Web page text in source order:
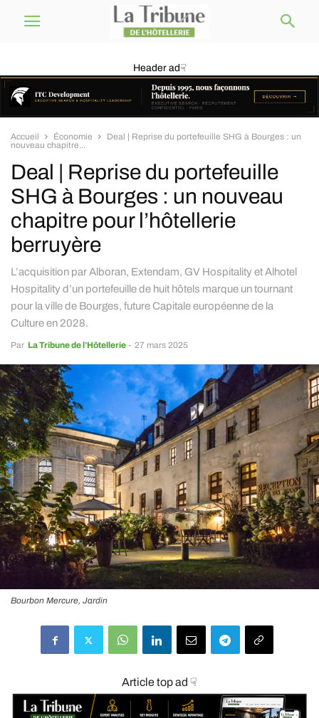
Header ad☟
Accueil Économie
Deal | Reprise du portefeuille SHG à Bourges : un
nouveau chapitre...
Deal | Reprise du portefeuille
SHG à Bourges : un nouveau
chapitre pour l’hôtellerie
berruyère
L’acquisition par Alboran, Extendam, GV Hospitality et Alhotel
Hospitality d’un portefeuille de huit hôtels marque un tournant
pour la ville de Bourges, future Capitale européenne de la
Culture en 2028.
Par La Tribune de l’Hôtellerie - 27 mars 2025
Bourbon Mercure, Jardin
Article top ad ☟